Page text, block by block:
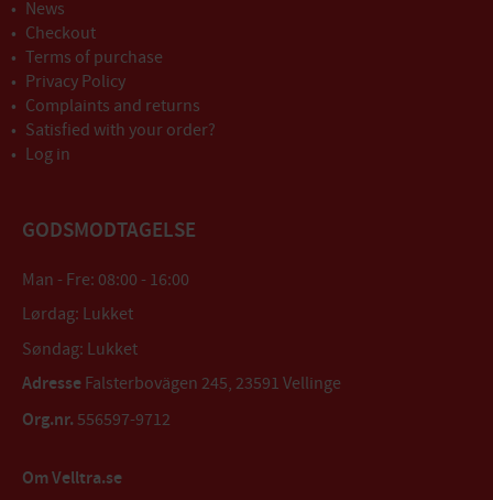
News
Checkout
Terms of purchase
Privacy Policy
Complaints and returns
Satisfied with your order?
Log in
GODSMODTAGELSE
Man - Fre: 08:00 - 16:00
Lørdag: Lukket
Søndag: Lukket
Adresse Falsterbovägen 245, 23591 Vellinge
Org.nr. 556597-9712
Om Velltra.se